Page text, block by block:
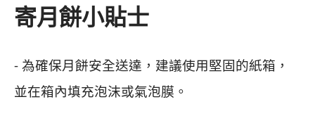
寄月餅小貼士
- 為確保月餅安全送達，建議使用堅固的紙箱，
並在箱內填充泡沫或氣泡膜。